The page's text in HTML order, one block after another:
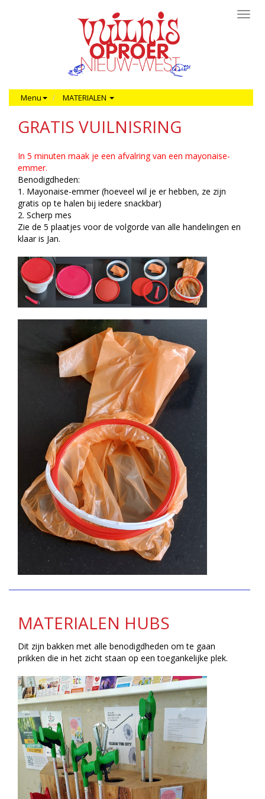
Menu MATERIALEN
GRATIS VUILNISRING
In 5 minuten maak je een afvalring van een mayonaise-
emmer.
Benodigdheden:
1. Mayonaise-emmer (hoeveel wil je er hebben, ze zijn
gratis op te halen bij iedere snackbar)
2. Scherp mes
Zie de 5 plaatjes voor de volgorde van alle handelingen en
klaar is Jan.
MATERIALEN HUBS
Dit zijn bakken met alle benodigdheden om te gaan
prikken die in het zicht staan op een toegankelijke plek.